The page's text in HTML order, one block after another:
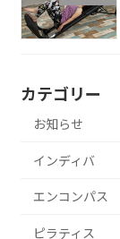
カテゴリー
お知らせ
インディバ
エンコンパス
ピラティス